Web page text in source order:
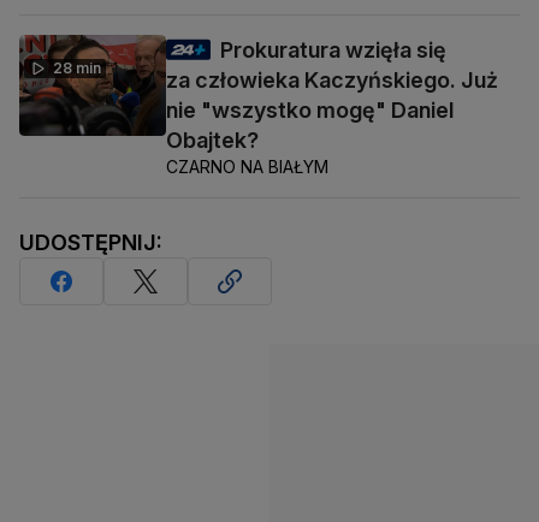
28 min
Prokuratura wzięła się
za człowieka Kaczyńskiego. Już
nie "wszystko mogę" Daniel
Obajtek?
CZARNO NA BIAŁYM
UDOSTĘPNIJ: